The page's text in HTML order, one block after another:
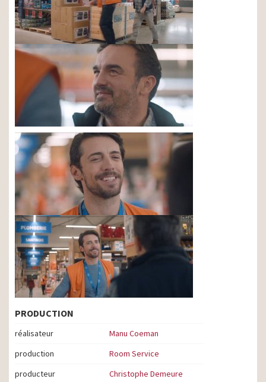
PRODUCTION
réalisateur
Manu Coeman
production
Room Service
producteur
Christophe Demeure